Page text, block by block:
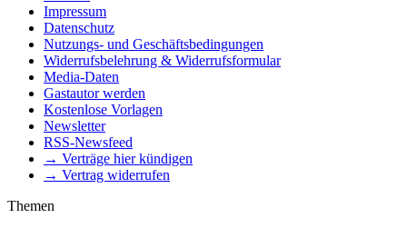
Impressum
Datenschutz
Nutzungs- und Geschäftsbedingungen
Widerrufsbelehrung & Widerrufsformular
Media-Daten
Gastautor werden
Kostenlose Vorlagen
Newsletter
RSS-Newsfeed
→ Verträge hier kündigen
→ Vertrag widerrufen
Themen